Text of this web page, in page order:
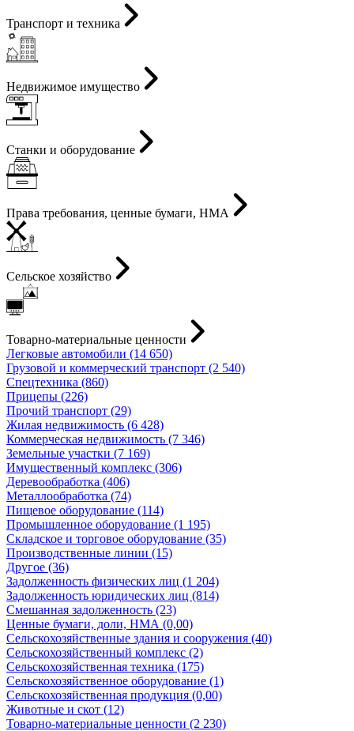
Транспорт и техника
Недвижимое имущество
Станки и оборудование
Права требования, ценные бумаги, НМА
Сельское хозяйство
Товарно-материальные ценности
Легковые автомобили (14 650)
Грузовой и коммерческий транспорт (2 540)
Спецтехника (860)
Прицепы (226)
Прочий транспорт (29)
Жилая недвижимость (6 428)
Коммерческая недвижимость (7 346)
Земельные участки (7 169)
Имущественный комплекс (306)
Деревообработка (406)
Металлообработка (74)
Пищевое оборудование (114)
Промышленное оборудование (1 195)
Складское и торговое оборудование (35)
Производственные линии (15)
Другое (36)
Задолженность физических лиц (1 204)
Задолженность юридических лиц (814)
Смешанная задолженность (23)
Ценные бумаги, доли, НМА (0,00)
Сельскохозяйственные здания и сооружения (40)
Сельскохозяйственный комплекс (2)
Сельскохозяйственная техника (175)
Сельскохозяйственное оборудование (1)
Сельскохозяйственная продукция (0,00)
Животные и скот (12)
Товарно-материальные ценности (2 230)